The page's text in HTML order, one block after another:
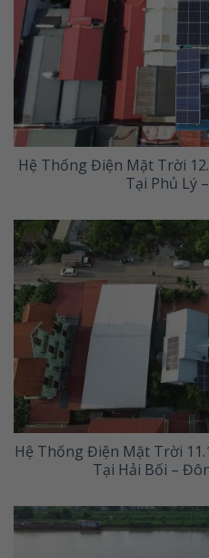
Hệ Thống Điện Mặt Trời
Tại Phủ Lý
Hệ Thống Điện Mặt Trời
Tại Hải Bối –